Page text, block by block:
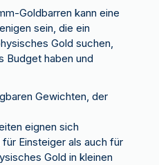
Goldbarren kann eine
sein, die ein
Gold suchen,
Budget haben und
Gewichten, der
eignen sich
Einsteiger als auch für
Gold in kleinen